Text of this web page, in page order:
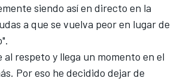
siendo así en directo en la
a que se vuelva peor en lugar de
respeto y llega un momento en el
Por eso he decidido dejar de